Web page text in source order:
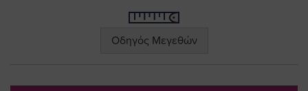
Οδηγός Μεγεθών